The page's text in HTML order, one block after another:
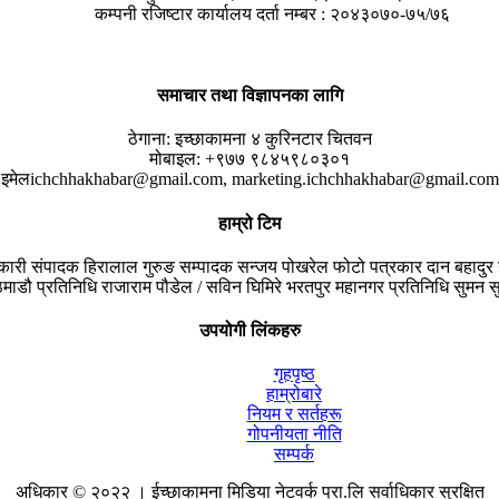
कम्पनी रजिष्टार कार्यालय दर्ता नम्बर : २०४३०७०-७५/७६
समाचार तथा विज्ञापनका लागि
ठेगाना: इच्छाकामना ४ कुरिनटार चितवन
मोबाइल: +९७७ ९८४५९८०३०१
इमेलichchhakhabar@gmail.com, marketing.ichchhakhabar@gmail.com
हाम्रो टिम
संपादकहिरालाल गुरुङसम्पादकसन्जय पोखरेलफोटो पत्रकारदान
प्रतिनिधिराजाराम पौडेल / सविन घिमिरेभरतपुर महानगर प्रतिनिधिसुमन
उपयोगी लिंकहरु
गृहपृष्ठ
हाम्रोबारे
नियम र सर्तहरू
गोपनीयता नीति
सम्पर्क
अधिकार © २०२२ । ईच्छाकामना मिडिया नेटवर्क प्रा.लि सर्वाधिकार सुरक्षित